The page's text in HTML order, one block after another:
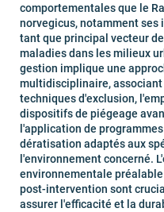
comportementales que le
norvegicus, notamment ses
tant que principal vecteur
maladies dans les milieux
gestion implique une
multidisciplinaire, associant
techniques d'exclusion,
dispositifs de piégeage
l'application de
dératisation adaptés aux
l'environnement concerné.
environnementale
post-intervention sont
assurer l'efficacité et la